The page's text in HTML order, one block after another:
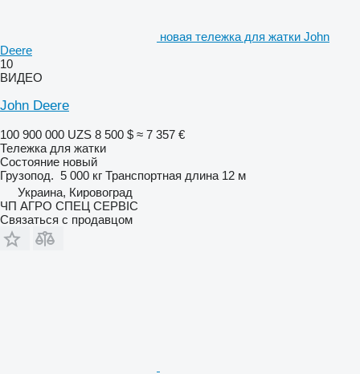
новая тележка для жатки John
Deere
10
ВИДЕО
John Deere
100 900 000 UZS 8 500 $ ≈ 7 357 €
Тележка для жатки
Состояние новый
Грузопод. 5 000 кг Транспортная длина 12 м
Украина, Кировоград
ЧП АГРО СПЕЦ СЕРВІС
Связаться с продавцом